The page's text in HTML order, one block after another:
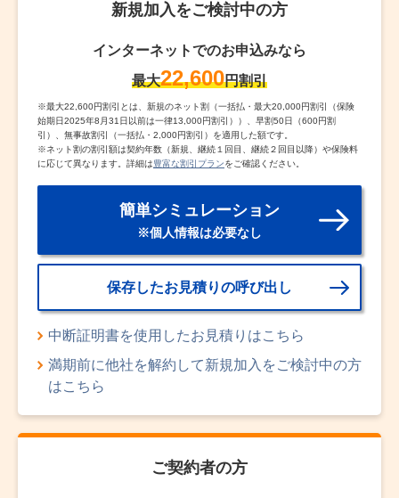
新規加入をご検討中の方
インターネットでのお申込みなら
最大22,600円割引
※最大22,600円割引とは、新規のネット割（一括払・最大20,000円割引（保険
始期日2025年8月31日以前は一律13,000円割引））、早割50日（600円割
引）、無事故割引（一括払・2,000円割引）を適用した額です。
※ネット割の割引額は契約年数（新規、継続１回目、継続２回目以降）や保険料
に応じて異なります。詳細は豊富な割引プランをご確認ください。
簡単シミュレーション
※個人情報は必要なし
保存したお見積りの呼び出し
中断証明書を使用したお見積りはこちら
満期前に他社を解約して新規加入をご検討中の方
はこちら
ご契約者の方